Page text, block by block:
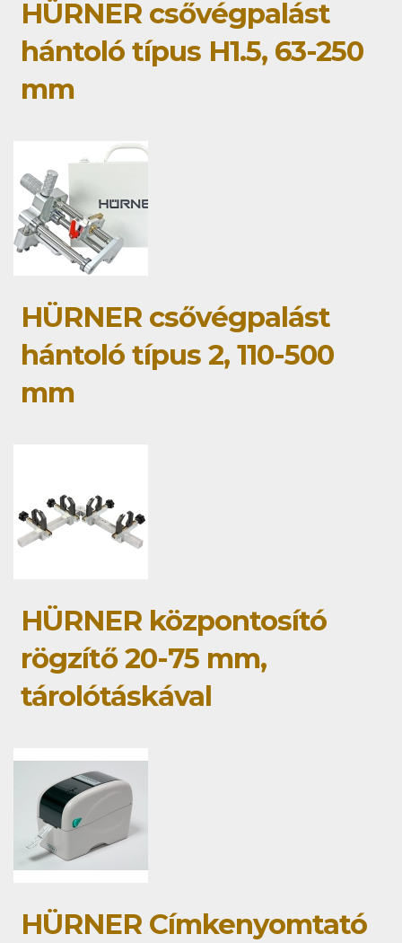
HÜRNER csővégpalást
hántoló típus H1.5, 63-250
mm
HÜRNER csővégpalást
hántoló típus 2, 110-500
mm
HÜRNER központosító
rögzítő 20-75 mm,
tárolótáskával
HÜRNER Címkenyomtató